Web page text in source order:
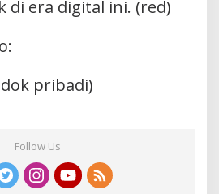
di era digital ini. (red)
pribadi)
Follow Us